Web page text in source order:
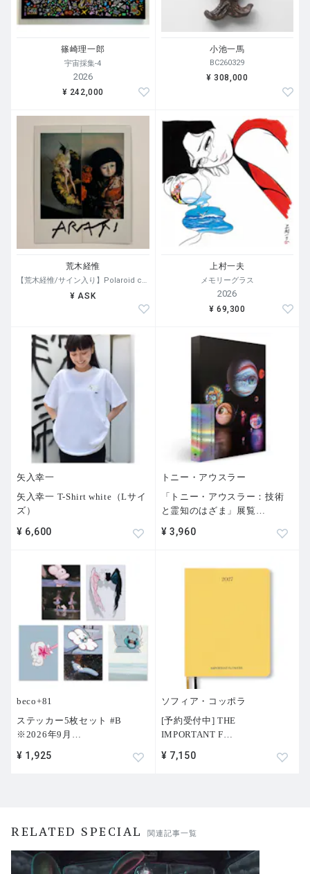
篠崎理一郎
宇宙採集-4
2026
¥ 242,000
小池一馬
BC260329
¥ 308,000
荒木経惟
¥ ASK
上村一夫
メモリーグラス
2026
¥ 69,300
矢入幸一
矢入幸一 T-Shirt white（Lサイ
ズ）
¥ 6,600
トニー・アウスラー
「トニー・アウスラー：技術
と霊知のはざま」展覧 …
¥ 3,960
beco+81
ステッカー5枚セット #B
※2026年9月
¥ 1,925
ソフィア・コッポラ
[予約受付中] THE
IMPORTANT F
¥ 7,150
RELATED SPECIAL 関連記事一覧